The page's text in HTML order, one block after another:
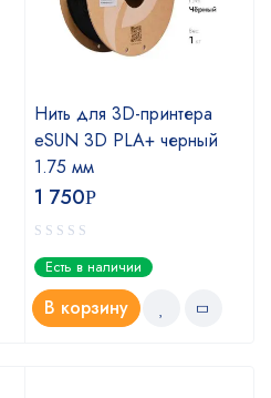
Нить для 3D-принтера
eSUN 3D PLA+ черный
1.75 мм
1 750Р
Есть в наличии
В корзину